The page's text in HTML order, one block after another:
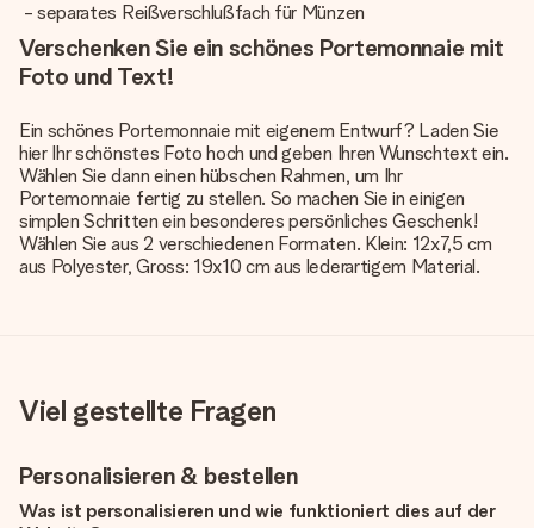
- separates Reißverschlußfach für Münzen
Verschenken Sie ein schönes Portemonnaie mit
Foto und Text!
Ein schönes Portemonnaie mit eigenem Entwurf? Laden Sie
hier Ihr schönstes Foto hoch und geben Ihren Wunschtext ein.
Wählen Sie dann einen hübschen Rahmen, um Ihr
Portemonnaie fertig zu stellen. So machen Sie in einigen
simplen Schritten ein besonderes persönliches Geschenk!
Wählen Sie aus 2 verschiedenen Formaten. Klein: 12x7,5 cm
aus Polyester, Gross: 19x10 cm aus lederartigem Material.
Viel gestellte Fragen
Personalisieren & bestellen
Was ist personalisieren und wie funktioniert dies auf der